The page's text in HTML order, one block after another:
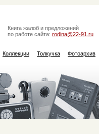
Книга жалоб и предложений
по работе сайта: rodina@22-91.ru
Коллекции Толкучка Фотоархив